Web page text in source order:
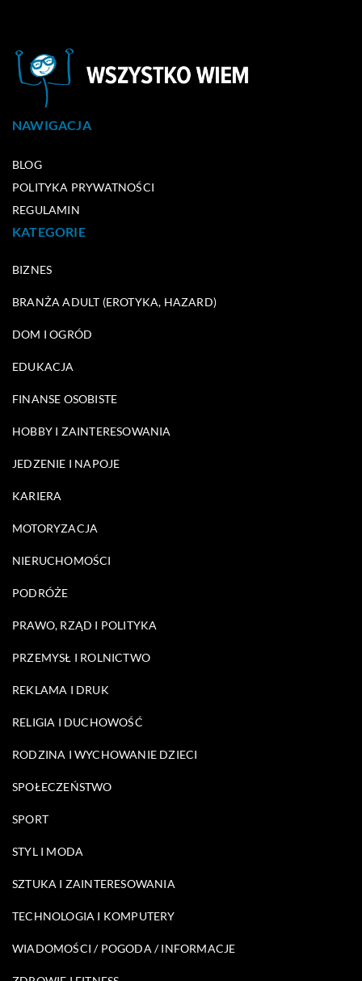
NAWIGACJA
BLOG
POLITYKA PRYWATNOŚCI
REGULAMIN
KATEGORIE
BIZNES
BRANŻA ADULT (EROTYKA, HAZARD)
DOM I OGRÓD
EDUKACJA
FINANSE OSOBISTE
HOBBY I ZAINTERESOWANIA
JEDZENIE I NAPOJE
KARIERA
MOTORYZACJA
NIERUCHOMOŚCI
PODRÓŻE
PRAWO, RZĄD I POLITYKA
PRZEMYSŁ I ROLNICTWO
REKLAMA I DRUK
RELIGIA I DUCHOWOŚĆ
RODZINA I WYCHOWANIE DZIECI
SPOŁECZEŃSTWO
SPORT
STYL I MODA
SZTUKA I ZAINTERESOWANIA
TECHNOLOGIA I KOMPUTERY
WIADOMOŚCI / POGODA / INFORMACJE